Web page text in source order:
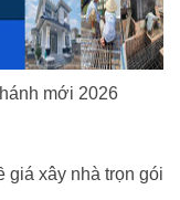
mới 2026
giá xây nhà trọn gói